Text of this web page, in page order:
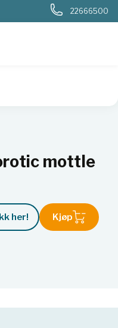
22666500
mottle
her! Kjøp